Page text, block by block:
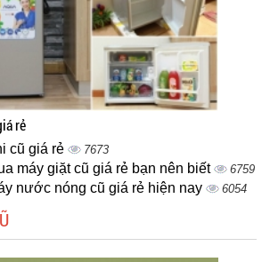
rẻ
cũ giá rẻ 7673
máy giặt cũ giá rẻ bạn nên biết 6759
nước nóng cũ giá rẻ hiện nay 6054